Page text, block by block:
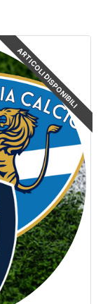
ARTICOLI DISPONIBILI